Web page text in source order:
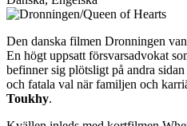
Den danska filmen Dronningen
En högt uppsatt försvarsadvokat
befinner sig plötsligt på andra
och fatala val när familjen och
Toukhy.